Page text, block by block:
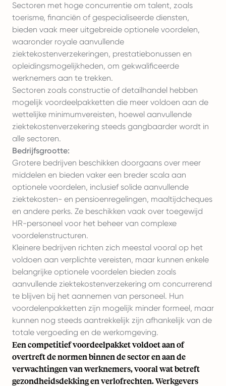
Sectoren met hoge concurrentie om talent, zoals
toerisme, financiën of gespecialiseerde diensten,
bieden vaak meer uitgebreide optionele voordelen,
waaronder royale aanvullende
ziektekostenverzekeringen, prestatiebonussen en
opleidingsmogelijkheden, om gekwalificeerde
werknemers aan te trekken.
Sectoren zoals constructie of detailhandel hebben
mogelijk voordeelpakketten die meer voldoen aan de
wettelijke minimumvereisten, hoewel aanvullende
ziektekostenverzekering steeds gangbaarder wordt in
alle sectoren.
Bedrijfsgrootte:
Grotere bedrijven beschikken doorgaans over meer
middelen en bieden vaker een breder scala aan
optionele voordelen, inclusief solide aanvullende
ziektekosten- en pensioenregelingen, maaltijdcheques
en andere perks. Ze beschikken vaak over toegewijd
HR-personeel voor het beheer van complexe
voordelenstructuren.
Kleinere bedrijven richten zich meestal vooral op het
voldoen aan verplichte vereisten, maar kunnen enkele
belangrijke optionele voordelen bieden zoals
aanvullende ziektekostenverzekering om concurrerend
te blijven bij het aannemen van personeel. Hun
voordelenpakketten zijn mogelijk minder formeel, maar
kunnen nog steeds aantrekkelijk zijn afhankelijk van de
totale vergoeding en de werkomgeving.
Een competitief voordeelpakket voldoet aan of
overtreft de normen binnen de sector en aan de
verwachtingen van werknemers, vooral wat betreft
gezondheidsdekking en verlofrechten. Werkgevers